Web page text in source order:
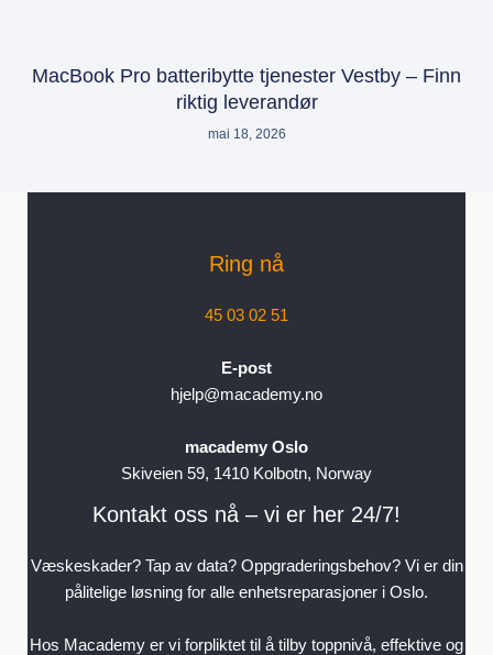
MacBook Pro batteribytte tjenester Vestby – Finn
riktig leverandør
mai 18, 2026
Ring nå
45 03 02 51
E-post
hjelp@macademy.no
macademy Oslo
Skiveien 59, 1410 Kolbotn, Norway
Kontakt oss nå – vi er her 24/7!
Væskeskader? Tap av data? Oppgraderingsbehov? Vi er din
pålitelige løsning for alle enhetsreparasjoner i Oslo.
Hos Macademy er vi forpliktet til å tilby toppnivå, effektive og